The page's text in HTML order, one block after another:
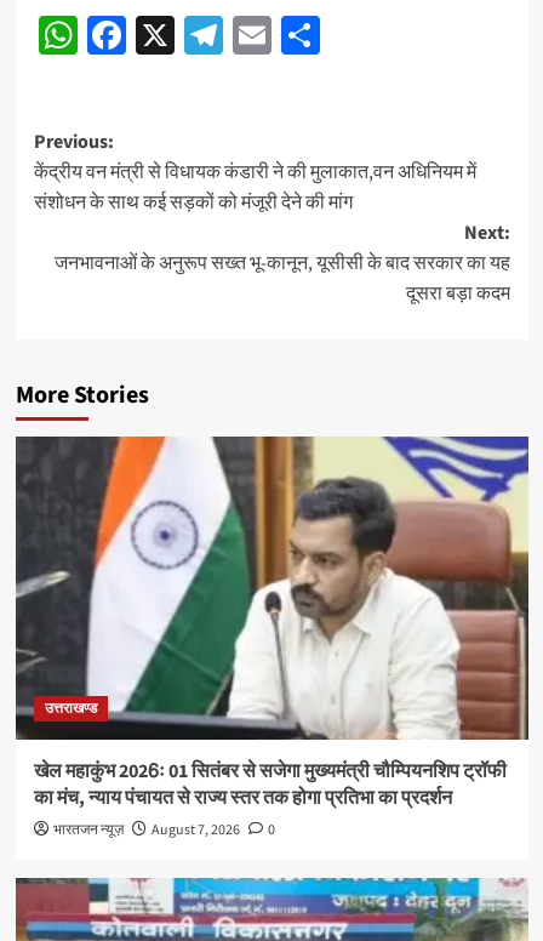
WhatsApp
Facebook
X Telegram
EmailShare
Post
navigation
Previous:
केंद्रीय वन मंत्री से विधायक कंडारी ने की मुलाकात,वन अधिनियम में
संशोधन के साथ कई सड़कों को मंजूरी देने की मांग
Next:
जनभावनाओं के अनुरूप सख्त भू-कानून, यूसीसी के बाद सरकार का यह
दूसरा बड़ा कदम
More Stories
उत्तराखण्ड
खेल महाकुंभ 2026ः 01 सितंबर से सजेगा मुख्यमंत्री चौम्पियनशिप ट्रॉफी
का मंच, न्याय पंचायत से राज्य स्तर तक होगा प्रतिभा का प्रदर्शन
भारतजन न्यूज़ August 7, 2026 0